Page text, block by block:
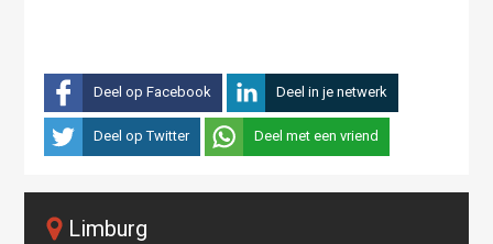
Deel op Facebook Deel in je netwerk
Deel op Twitter Deel met een vriend
Limburg